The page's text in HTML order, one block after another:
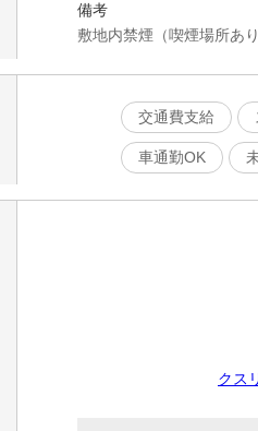
備考
敷地内禁煙（喫煙場所あり
交通費支給
車通勤OK
クス